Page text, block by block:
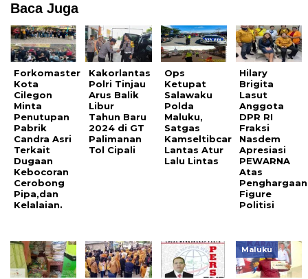
Baca Juga
Forkomaster
Kota
Cilegon
Minta
Penutupan
Pabrik
Candra Asri
Terkait
Dugaan
Kebocoran
Cerobong
Pipa,dan
Kelalaian.
Kakorlantas
Polri Tinjau
Arus Balik
Libur
Tahun Baru
2024 di GT
Palimanan
Tol Cipali
Ops
Ketupat
Salawaku
Polda
Maluku,
Satgas
Kamseltibcar
Lantas Atur
Lalu Lintas
Hilary
Brigita
Lasut
Anggota
DPR RI
Fraksi
Nasdem
Apresiasi
PEWARNA
Atas
Penghargaan
Figure
Politisi
Maluku